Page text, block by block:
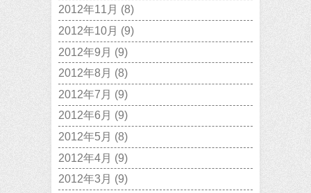
2012年11月 (8)
2012年10月 (9)
2012年9月 (9)
2012年8月 (8)
2012年7月 (9)
2012年6月 (9)
2012年5月 (8)
2012年4月 (9)
2012年3月 (9)